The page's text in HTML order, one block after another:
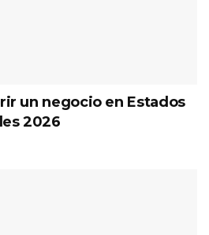
un negocio en Estados
2026